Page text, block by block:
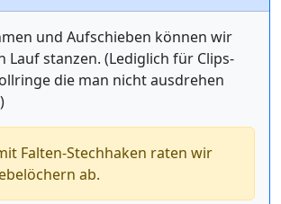
und Aufschieben können wir
Lauf stanzen. (Lediglich für Clips-
die man nicht ausdrehen
Falten-Stechhaken raten wir
ab.